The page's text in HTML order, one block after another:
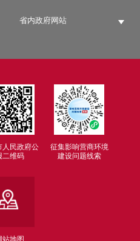
省内政府网站
人民政府公
二维码
征集影响营商环境
建设问题线索
站地图